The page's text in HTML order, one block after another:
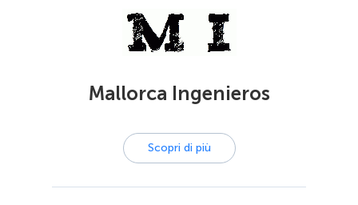
Mallorca Ingenieros
Scopri di più